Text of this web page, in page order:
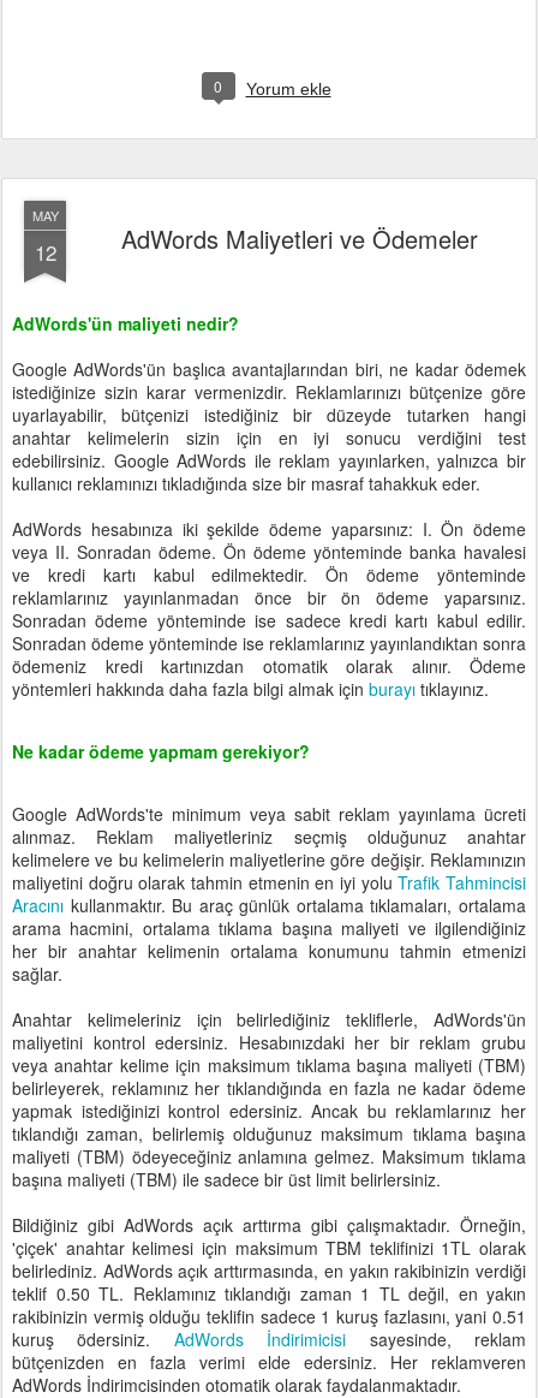
0 Yorum ekle
MAY
12 AdWords Maliyetleri ve Ödemeler
AdWords'ün maliyeti nedir?
Google AdWords'ün başlıca avantajlarından biri, ne kadar ödemek
istediğinize sizin karar vermenizdir. Reklamlarınızı bütçenize göre
uyarlayabilir, bütçenizi istediğiniz bir düzeyde tutarken hangi
anahtar kelimelerin sizin için en iyi sonucu verdiğini test
edebilirsiniz. Google AdWords ile reklam yayınlarken, yalnızca bir
kullanıcı reklamınızı tıkladığında size bir masraf tahakkuk eder.
AdWords hesabınıza iki şekilde ödeme yaparsınız: I. Ön ödeme
veya II. Sonradan ödeme. Ön ödeme yönteminde banka havalesi
ve kredi kartı kabul edilmektedir. Ön ödeme yönteminde
reklamlarınız yayınlanmadan önce bir ön ödeme yaparsınız.
Sonradan ödeme yönteminde ise sadece kredi kartı kabul edilir.
Sonradan ödeme yönteminde ise reklamlarınız yayınlandıktan sonra
ödemeniz kredi kartınızdan otomatik olarak alınır. Ödeme
yöntemleri hakkında daha fazla bilgi almak için burayı tıklayınız.
Ne kadar ödeme yapmam gerekiyor?
Google AdWords'te minimum veya sabit reklam yayınlama ücreti
alınmaz. Reklam maliyetleriniz seçmiş olduğunuz anahtar
kelimelere ve bu kelimelerin maliyetlerine göre değişir. Reklamınızın
maliyetini doğru olarak tahmin etmenin en iyi yoluTrafik Tahmincisi
Aracını kullanmaktır. Bu araç günlük ortalama tıklamaları, ortalama
arama hacmini, ortalama tıklama başına maliyeti ve ilgilendiğiniz
her bir anahtar kelimenin ortalama konumunu tahmin etmenizi
sağlar.
Anahtar kelimeleriniz için belirlediğiniz tekliflerle, AdWords'ün
maliyetini kontrol edersiniz. Hesabınızdaki her bir reklam grubu
veya anahtar kelime için maksimum tıklama başına maliyeti (TBM)
belirleyerek, reklamınız her tıklandığında en fazla ne kadar ödeme
yapmak istediğinizi kontrol edersiniz. Ancak bu reklamlarınız her
tıklandığı zaman, belirlemiş olduğunuz maksimum tıklama başına
maliyeti (TBM) ödeyeceğiniz anlamına gelmez. Maksimum tıklama
başına maliyeti (TBM) ile sadece bir üst limit belirlersiniz.
Bildiğiniz gibi AdWords açık arttırma gibi çalışmaktadır. Örneğin,
'çiçek' anahtar kelimesi için maksimum TBM teklifinizi 1TL olarak
belirlediniz. AdWords açık arttırmasında, en yakın rakibinizin verdiği
teklif 0.50 TL. Reklamınız tıklandığı zaman 1 TL değil, en yakın
rakibinizin vermiş olduğu teklifin sadece 1 kuruş fazlasını, yani 0.51
kuruş ödersiniz. AdWords İndirimicisi sayesinde, reklam
bütçenizden en fazla verimi elde edersiniz. Her reklamveren
AdWords İndirimcisinden otomatik olarak faydalanmaktadır.